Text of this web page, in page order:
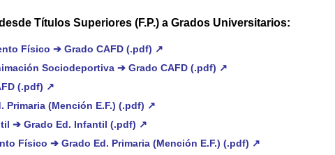
Títulos Superiores (F.P.) a Grados Universitarios:
Físico ➔ Grado CAFD (.pdf) ↗
Sociodeportiva ➔ Grado CAFD (.pdf) ↗
(.pdf) ↗
Primaria (Mención E.F.) (.pdf) ↗
➔ Grado Ed. Infantil (.pdf) ↗
Físico ➔ Grado Ed. Primaria (Mención E.F.) (.pdf) ↗